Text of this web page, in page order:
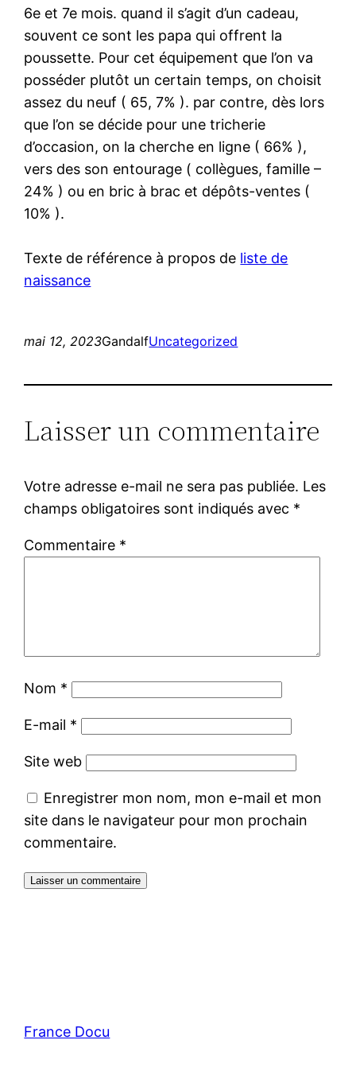
6e et 7e mois. quand il s’agit d’un cadeau,
souvent ce sont les papa qui offrent la
poussette. Pour cet équipement que l’on va
posséder plutôt un certain temps, on choisit
assez du neuf ( 65, 7% ). par contre, dès lors
que l’on se décide pour une tricherie
d’occasion, on la cherche en ligne ( 66% ),
vers des son entourage ( collègues, famille –
24% ) ou en bric à brac et dépôts-ventes (
10% ).
Texte de référence à propos de liste de
naissance
mai 12, 2023GandalfUncategorized
Laisser un commentaire
Votre adresse e-mail ne sera pas publiée. Les
champs obligatoires sont indiqués avec *
Commentaire *
Nom *
E-mail *
Site web
Enregistrer mon nom, mon e-mail et mon
site dans le navigateur pour mon prochain
commentaire.
France Docu